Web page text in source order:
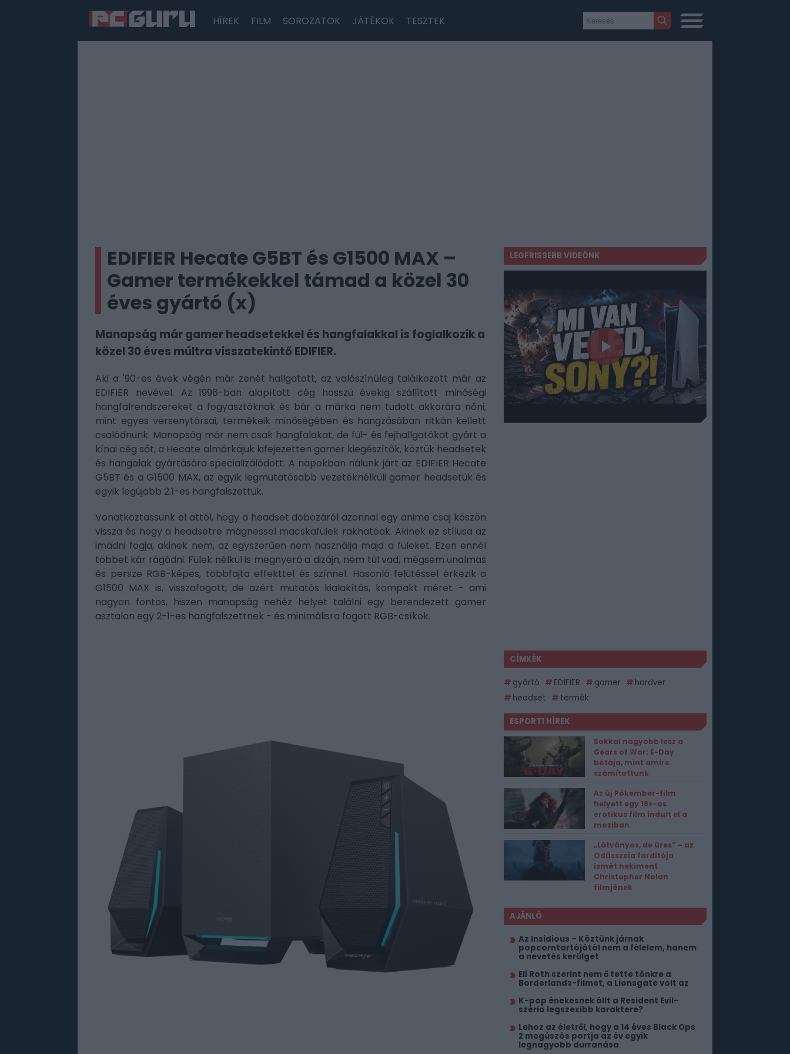
HÍREK FILM SOROZATOK JÁTÉKOK TESZTEK
EDIFIER Hecate G5BT és G1500 MAX –
Gamer termékekkel támad a közel 30
éves gyártó (x)
Manapság már gamer headsetekkel és hangfalakkal is foglalkozik a
közel 30 éves múltra visszatekintő EDIFIER.
Aki a '90-es évek végén már zenét hallgatott, az valószínűleg találkozott már az
EDIFIER nevével. Az 1996-ban alapított cég hosszú évekig szállított minőségi
hangfalrendszereket a fogyasztóknak és bár a márka nem tudott akkorára nőni,
mint egyes versenytársai, termékeik minőségében és hangzásában ritkán kellett
csalódnunk. Manapság már nem csak hangfalakat, de fül- és fejhallgatókat gyárt a
kínai cég sőt, a Hecate almárkájuk kifejezetten gamer kiegészítők, köztük headsetek
és hangalak gyártására specializálódott. A napokban nálunk járt az EDIFIER Hecate
G5BT és a G1500 MAX, az egyik legmutatósabb vezetéknélküli gamer headsetük és
egyik legújabb 2.1-es hangfalszettük.
Vonatkoztassunk el attól, hogy a headset dobozáról azonnal egy anime csaj köszön
vissza és hogy a headsetre mágnessel macskafülek rakhatóak. Akinek ez stílusa az
imádni fogja, akinek nem, az egyszerűen nem használja majd a füleket. Ezen ennél
többet kár rágódni. Fülek nélkül is megnyerő a dizájn, nem túl vad, mégsem unalmas
és persze RGB-képes, többfajta effekttel és színnel. Hasonló felütéssel érkezik a
G1500 MAX is, visszafogott, de azért mutatós kialakítás, kompakt méret - ami
nagyon fontos, hiszen manapság nehéz helyet találni egy berendezett gamer
asztalon egy 2-1-es hangfalszettnek - és minimálisra fogott RGB-csíkok.
LEGFRISSEBB VIDEÓNK
CÍMKÉK
gyártó EDIFIER gamer
hardver
headset
termék
ESPORT1 HÍREK
Sokkal nagyobb lesz a
Gears of War: E-Day
bétája, mint amire
számítottunk
Az új Pókember-film
helyett egy 18+-os
erotikus film indult el a
moziban
„Látványos, de üres” – az
Odüsszeia fordítója
ismét nekiment
Christopher Nolan
filmjének
AJÁNLÓ
Az Insidious – Köztünk járnak
popcorntartójától nem a félelem, hanem
a nevetés kerülget
Eli Roth szerint nem ő tette tönkre a
Borderlands-filmet, a Lionsgate volt az
K-pop énekesnek állt a Resident Evil-
széria legszexibb karaktere?
Lehoz az életről, hogy a 14 éves Black Ops
2 megúszós portja az év egyik
legnagyobb durranása